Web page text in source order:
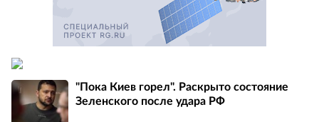
"Пока Киев горел". Раскрыто состояние
Зеленского после удара РФ